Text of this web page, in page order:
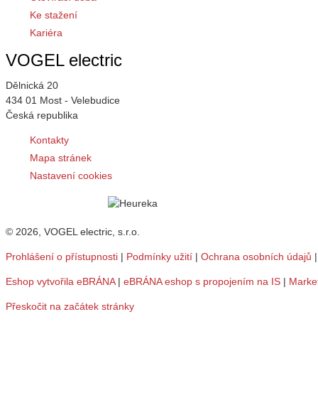
Ke stažení
Kariéra
VOGEL electric
Dělnická 20
434 01 Most - Velebudice
Česká republika
Kontakty
Mapa stránek
Nastavení cookies
© 2026, VOGEL electric, s.r.o.
Prohlášení o přístupnosti | Podmínky užití | Ochrana osobních údajů
Eshop vytvořila eBRÁNA| eBRÁNA eshop s propojením na IS |
Přeskočit na začátek stránky